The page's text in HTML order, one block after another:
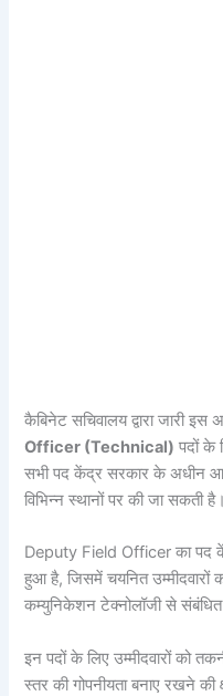
कैबिनेट सचिवालय द्वारा जारी
Officer (Technical) पदों के
सभी पद केंद्र सरकार के अधीन
विभिन्न स्थानों पर की जा सकती है।
Deputy Field Officer का पद
हुआ है, जिसमें चयनित उम्मीदवारों
कम्युनिकेशन टेक्नोलॉजी से संबंधित
इन पदों के लिए उम्मीदवारों को
स्तर की गोपनीयता बनाए रखने